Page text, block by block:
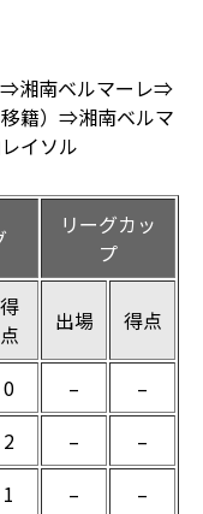
⇒湘南ベルマーレ⇒
籍）⇒湘南ベルマ
イソル
リーグカッ
プ
得
点
出場 得点
0 –
–
2 –
–
1 –
–